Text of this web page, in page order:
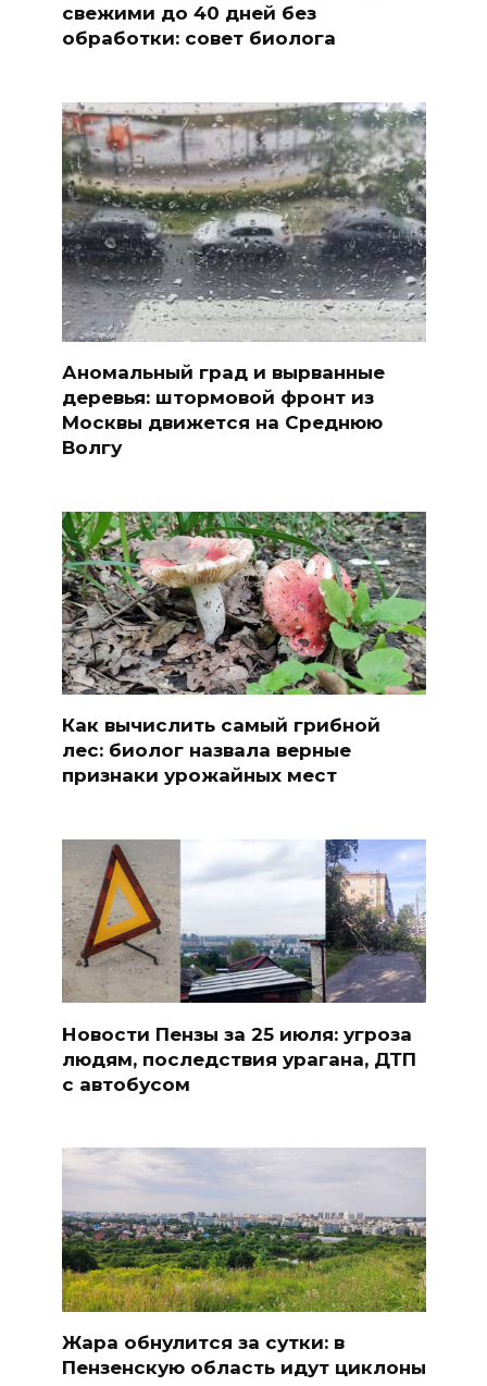
свежими до 40 дней без
обработки: совет биолога
Аномальный град и вырванные
деревья: штормовой фронт из
Москвы движется на Среднюю
Волгу
Как вычислить самый грибной
лес: биолог назвала верные
признаки урожайных мест
Новости Пензы за 25 июля: угроза
людям, последствия урагана, ДТП
с автобусом
Жара обнулится за сутки: в
Пензенскую область идут циклоны